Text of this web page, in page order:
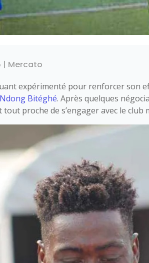
| Mercato
expérimenté pour renforcer son
Bitéghé. Après quelques
proche de s’engager avec le club